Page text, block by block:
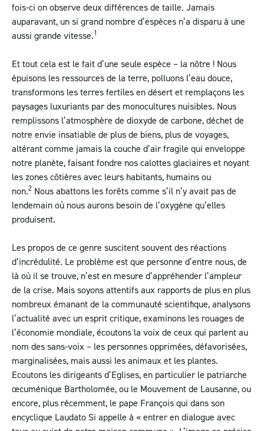
fois-ci on observe deux différences de taille. Jamais
auparavant, un si grand nombre d’espèces n’a disparu à une
aussi grande vitesse.1
Et tout cela est le fait d’une seule espèce – la nôtre ! Nous
épuisons les ressources de la terre, polluons l’eau douce,
transformons les terres fertiles en désert et remplaçons les
paysages luxuriants par des monocultures nuisibles. Nous
remplissons l’atmosphère de dioxyde de carbone, déchet de
notre envie insatiable de plus de biens, plus de voyages,
altérant comme jamais la couche d’air fragile qui enveloppe
notre planète, faisant fondre nos calottes glaciaires et noyant
les zones côtières avec leurs habitants, humains ou
non.2 Nous abattons les forêts comme s’il n’y avait pas de
lendemain où nous aurons besoin de l’oxygène qu’elles
produisent.
Les propos de ce genre suscitent souvent des réactions
d’incrédulité. Le problème est que personne d’entre nous, de
là où il se trouve, n’est en mesure d’appréhender l’ampleur
de la crise. Mais soyons attentifs aux rapports de plus en plus
nombreux émanant de la communauté scientifique, analysons
l’actualité avec un esprit critique, examinons les rouages de
l’économie mondiale, écoutons la voix de ceux qui parlent au
nom des sans-voix – les personnes opprimées, défavorisées,
marginalisées, mais aussi les animaux et les plantes.
Ecoutons les dirigeants d’Eglises, en particulier le patriarche
œcuménique Bartholomée, ou le Mouvement de Lausanne, ou
encore, plus récemment, le pape François qui dans son
encyclique Laudato Si appelle à « entrer en dialogue avec